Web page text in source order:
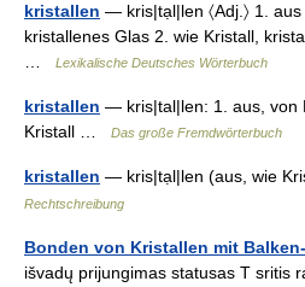
kristallen — kris|tạl|len 〈Adj.〉 1.
kristallenes Glas 2. wie Kristall,
Lexikalische Deutsches Wörterbuch
kristallen — kris|tal|len: 1. aus, von
Kristall …
Das große Fremdwörterbuch
kristallen — kris|tạl|len (aus, wie
Rechtschreibung
Bonden von Kristallen mit
išvadų prijungimas statusas T sritis